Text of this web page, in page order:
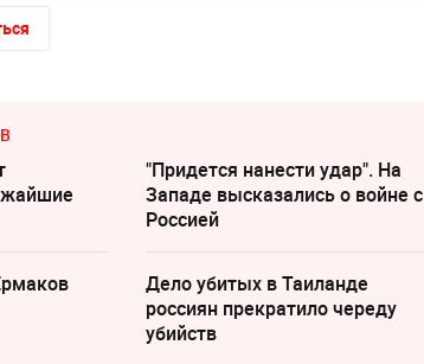
"Придется нанести удар". На
Западе высказались о войне с
Россией
Дело убитых в Таиланде
россиян прекратило череду
убийств